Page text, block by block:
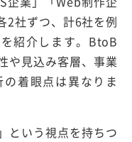
2社ずつ、計6社を例
紹介します。BtoB
や見込み客層、事業
着眼点は異なりま
という視点を持ちつ